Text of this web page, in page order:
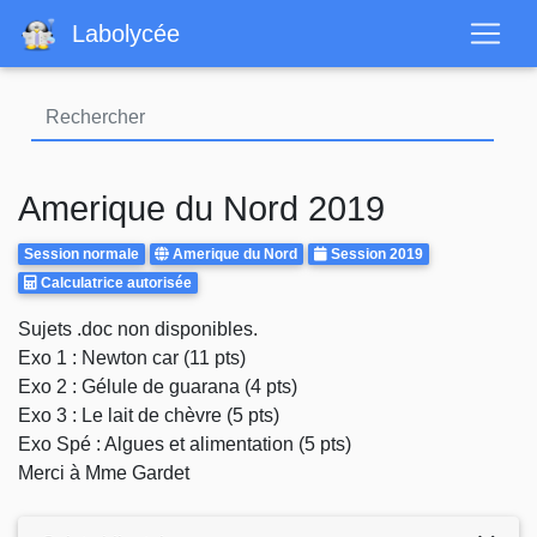
contenu
Labolycée
Amerique du Nord 2019
Rattrapages
Session normale
Centre
d'examen
Amerique du Nord Annee
Session 2019
Calculatrice
Calculatrice autorisée
Body
Sujets .doc non disponibles.
Exo 1 : Newton car (11 pts)
Exo 2 : Gélule de guarana (4 pts)
Exo 3 : Le lait de chèvre (5 pts)
Exo Spé : Algues et alimentation (5 pts)
Merci à Mme Gardet